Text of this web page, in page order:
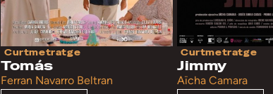
Curtmetratge
Tomás
Ferran Navarro Beltran
Curtmetratge
Jimmy
Aïcha Camara